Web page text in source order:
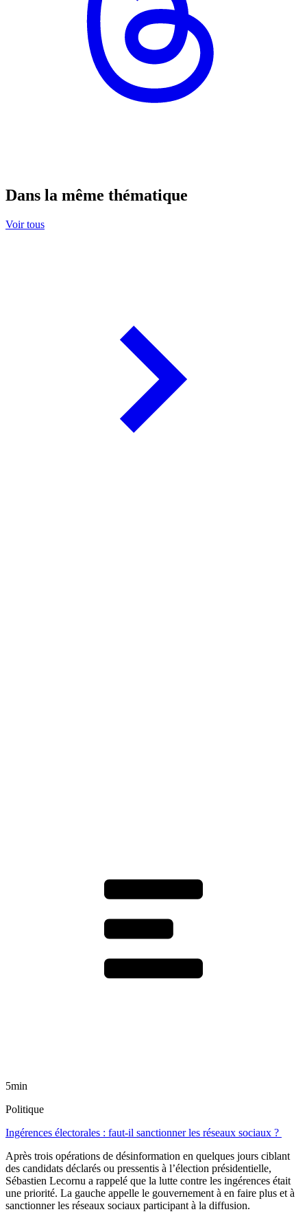
Dans la même thématique
Voir tous
5min
Politique
Ingérences électorales : faut-il sanctionner les réseaux sociaux ?
Après trois opérations de désinformation en quelques jours ciblant
des candidats déclarés ou pressentis à l’élection présidentielle,
Sébastien Lecornu a rappelé que la lutte contre les ingérences était
une priorité. La gauche appelle le gouvernement à en faire plus et à
sanctionner les réseaux sociaux participant à la diffusion.